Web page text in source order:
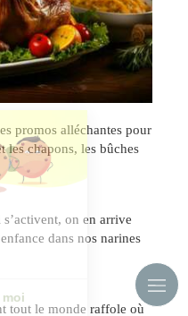
promos alléchantes pour
les chapons, les bûches
on en arrive
dans nos narines
tout le monde raffole où